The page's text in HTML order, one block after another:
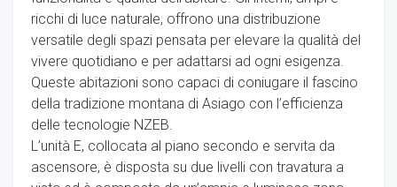
ricchi di luce naturale, offrono una distribuzione
versatile degli spazi pensata per elevare la qualità del
vivere quotidiano e per adattarsi ad ogni esigenza.
Queste abitazioni sono capaci di coniugare il fascino
della tradizione montana di Asiago con l’efficienza
delle tecnologie NZEB.
L’unità E, collocata al piano secondo e servita da
ascensore, è disposta su due livelli con travatura a